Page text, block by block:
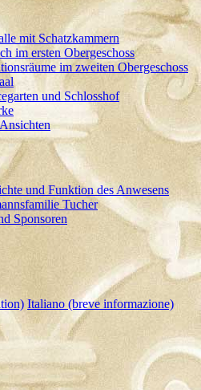
mit Schatzkammern
im ersten Obergeschoss
im zweiten Obergeschoss
und Schlosshof
und Funktion des Anwesens
Tucher
Sponsoren
Italiano (breve informazione)